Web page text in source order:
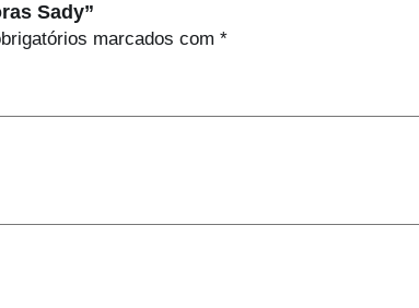
Sady”
marcados com *